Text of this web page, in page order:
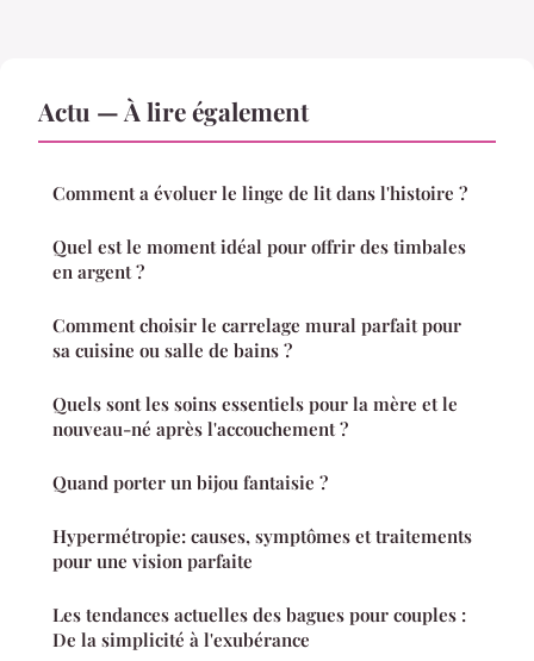
Actu — À lire également
Comment a évoluer le linge de lit dans l'histoire ?
Quel est le moment idéal pour offrir des timbales
en argent ?
Comment choisir le carrelage mural parfait pour
sa cuisine ou salle de bains ?
Quels sont les soins essentiels pour la mère et le
nouveau-né après l'accouchement ?
Quand porter un bijou fantaisie ?
Hypermétropie: causes, symptômes et traitements
pour une vision parfaite
Les tendances actuelles des bagues pour couples :
De la simplicité à l'exubérance